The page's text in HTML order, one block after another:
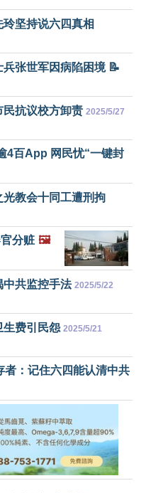
坚持说六四真相
张世军因病陷困境 📝
抗议校方卸责 2025/5/27
百App 网民忧“一键封
光教会十同工遭刑拘
分赃 🖼️
中共监控手法 2025/5/22
生费引民怨 2025/5/21
者：记住六四能认清中共